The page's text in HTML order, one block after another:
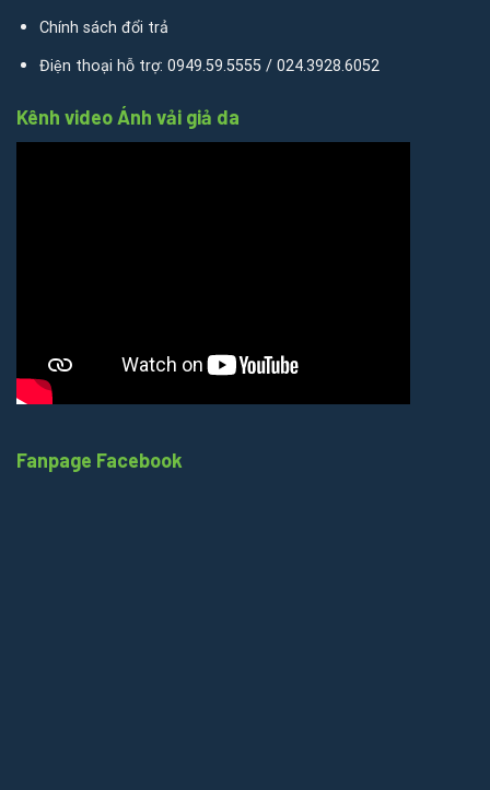
Chính sách đổi trả
Điện thoại hỗ trợ: 0949.59.5555 / 024.3928.6052
Kênh video Ánh vải giả da
Fanpage Facebook